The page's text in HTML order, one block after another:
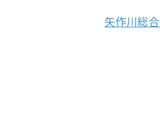
矢作川総